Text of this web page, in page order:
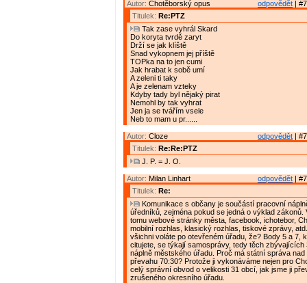
odpovědět |
Autor: Chotěborský opus
Titulek: Re:PTZ
Tak zase vyhrál Skard
Do koryta tvrdě zaryt
Drží se jak klíště
Snad vykopnem jej příště
TOPka na to jen cumi
Jak hrabat k sobě umí
A zeleni ti taky
A je zelenam vzteky
Kdyby tady byl nějaký pirat
Nemohl by tak vyhrat
Jen ja se tvářím vsele
Neb to mam u pr......
odpovědět |
Autor: Cloze
Titulek: Re:Re:PTZ
J. P. = J. O.
odpovědět |
Autor: Milan Linhart
Titulek: Re:
Komunikace s občany je součástí pracovní
úředníků, zejména pokud se jedná o výklad zákonů.
tomu webové stránky města, facebook, ichotebor,
mobilní rozhlas, klasický rozhlas, tiskové zprávy,
všichni voláte po otevřeném úřadu, že? Body 5 a 7,
citujete, se týkají samosprávy, tedy těch zbývajících
náplně městského úřadu. Proč má státní správa
převahu 70:30? Protože ji vykonáváme nejen pro
celý správní obvod o velikosti 31 obcí, jak jsme ji
zrušeného okresního úřadu.